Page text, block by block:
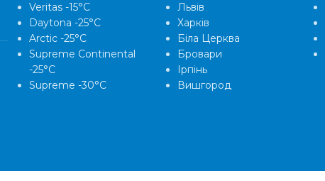
Veritas -15°С
Daytona -25°С
Arctic -25°С
Supreme Continental
-25°С
Supreme -30°С
Львів
Харків
Біла Церква
Бровари
Ірпінь
Вишгород